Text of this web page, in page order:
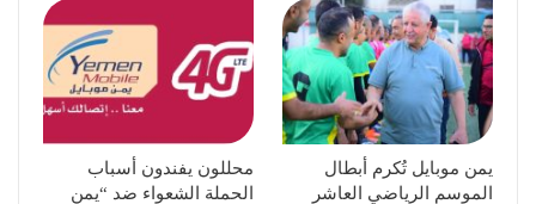
يمن موبايل تُكرم أبطال
الموسم الرياضي العاشر
محللون يفندون أسباب
الحملة الشعواء ضد “يمن